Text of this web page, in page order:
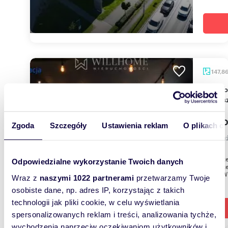
Zgoda Szczegóły Ustawienia reklam O plikach
Odpowiedzialne wykorzystanie Twoich danych
Wraz z naszymi 1022 partnerami przetwarzamy Twoje
osobiste dane, np. adres IP, korzystając z takich
technologii jak pliki cookie, w celu wyświetlania
spersonalizowanych reklam i treści, analizowania tychże,
Lokal biurowy 147,86 m2 we Wrocławiu -
300
lokal
Na
83 we